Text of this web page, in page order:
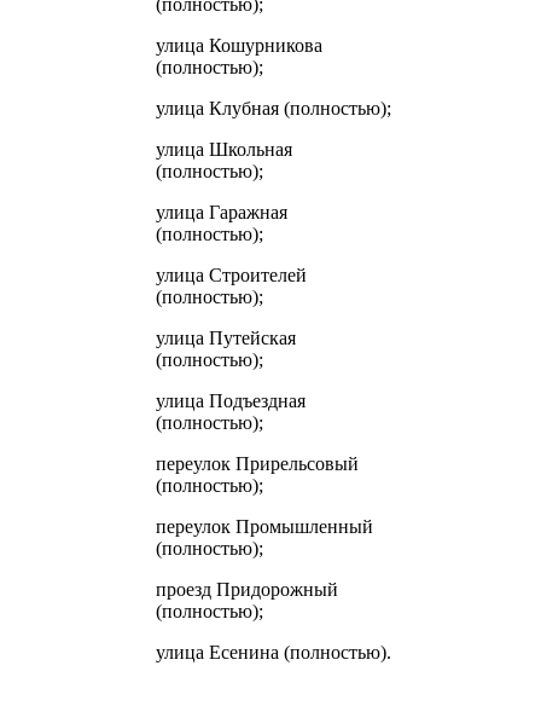
(полностью);
улица Кошурникова
(полностью);
улица Клубная (полностью);
улица Школьная
(полностью);
улица Гаражная
(полностью);
улица Строителей
(полностью);
улица Путейская
(полностью);
улица Подъездная
(полностью);
переулок Прирельсовый
(полностью);
переулок Промышленный
(полностью);
проезд Придорожный
(полностью);
улица Есенина (полностью).